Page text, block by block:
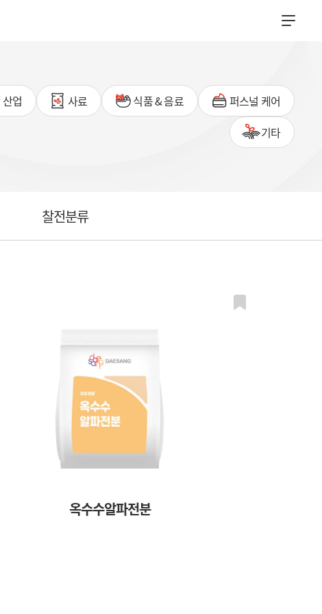
업 사료 식품 & 음료
퍼스널 케어
기타
찰전분류
옥수수알파전분